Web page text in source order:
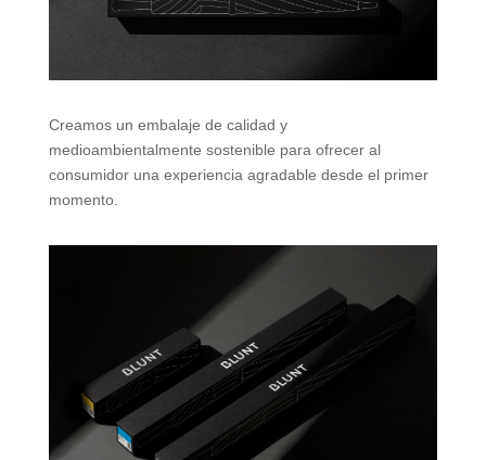
Creamos un embalaje de calidad y
medioambientalmente sostenible para ofrecer al
consumidor una experiencia agradable desde el primer
momento.